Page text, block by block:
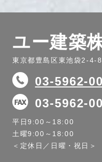
ユー建築
東京都豊島区東池袋2-
03-5962-
03-5962-
平日9:00～18:00
土曜9:00～18:00
＜定休日／日曜・祝日＞